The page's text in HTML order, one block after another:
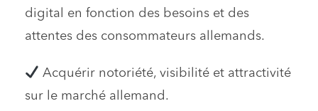
digital en fonction des besoins et des
attentes des consommateurs allemands.
Acquérir notoriété, visibilité et attractivité
sur le marché allemand.